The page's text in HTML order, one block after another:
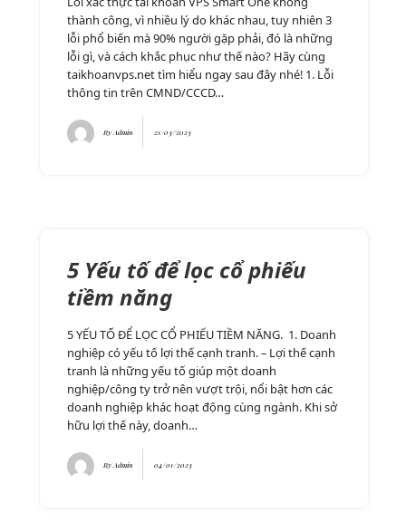
thành công, vì nhiều lý do khác nhau, tuy nhiên 3
lỗi phổ biến mà 90% người gặp phải, đó là những
lỗi gì, và cách khắc phục như thế nào? Hãy cùng
taikhoanvps.net tìm hiểu ngay sau đây nhé! 1. Lỗi
thông tin trên CMND/CCCD…
ByAdmin 21/03/2023
5 Yếu tố để lọc cổ phiếu
tiềm năng
5 YẾU TỐ ĐỂ LỌC CỔ PHIẾU TIỀM NĂNG. 1. Doanh
nghiệp có yếu tố lợi thế cạnh tranh. – Lợi thế cạnh
tranh là những yếu tố giúp một doanh
nghiệp/công ty trở nên vượt trội, nổi bật hơn các
doanh nghiệp khác hoạt động cùng ngành. Khi sở
hữu lợi thế này, doanh…
ByAdmin 04/01/2023